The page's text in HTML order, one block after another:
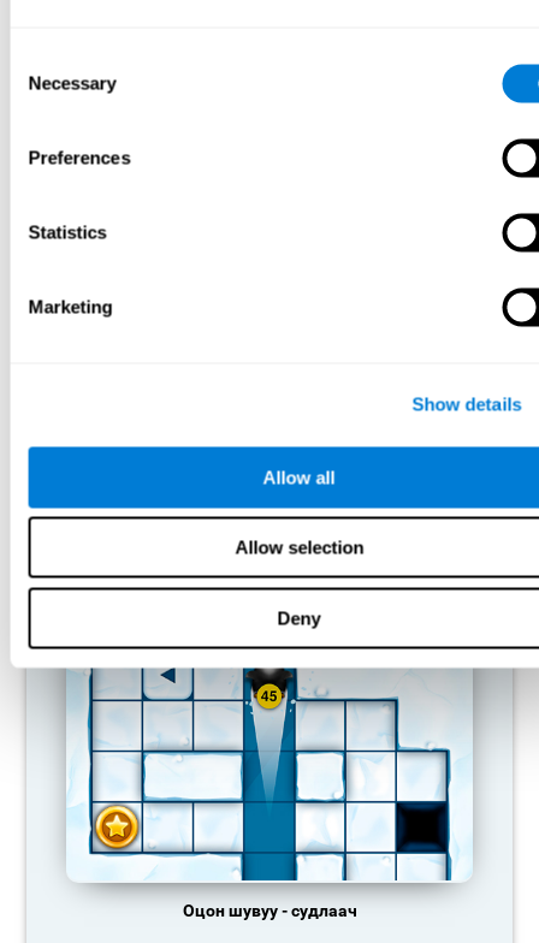
Selection
Necessary
Preferences
Statistics
Marketing
Show details
Allow all
Allow selection
Deny
Чихрийн шугам
Оцон шувуу - судлаач